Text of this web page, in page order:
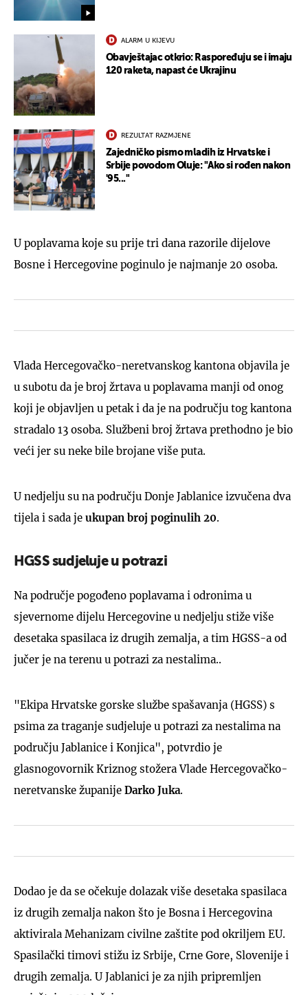
ALARM U KIJEVU
Obavještajac otkrio: Raspoređuju se i imaju
120 raketa, napast će Ukrajinu
REZULTAT RAZMJENE
Zajedničko pismo mladih iz Hrvatske i
Srbije povodom Oluje: "Ako si rođen nakon
'95..."
U poplavama koje su prije tri dana razorile dijelove
Bosne i Hercegovine poginulo je najmanje 20 osoba.
Vlada Hercegovačko-neretvanskog kantona objavila je
u subotu da je broj žrtava u poplavama manji od onog
koji je objavljen u petak i da je na području tog kantona
stradalo 13 osoba. Službeni broj žrtava prethodno je bio
veći jer su neke bile brojane više puta.
U nedjelju su na području Donje Jablanice izvučena dva
tijela i sada je ukupan broj poginulih 20.
HGSS sudjeluje u potrazi
Na područje pogođeno poplavama i odronima u
sjevernome dijelu Hercegovine u nedjelju stiže više
desetaka spasilaca iz drugih zemalja, a tim HGSS-a od
jučer je na terenu u potrazi za nestalima..
"Ekipa Hrvatske gorske službe spašavanja (HGSS) s
psima za traganje sudjeluje u potrazi za nestalima na
području Jablanice i Konjica", potvrdio je
glasnogovornik Kriznog stožera Vlade Hercegovačko-
neretvanske županije Darko Juka.
Dodao je da se očekuje dolazak više desetaka spasilaca
iz drugih zemalja nakon što je Bosna i Hercegovina
aktivirala Mehanizam civilne zaštite pod okriljem EU.
Spasilački timovi stižu iz Srbije, Crne Gore, Slovenije i
drugih zemalja. U Jablanici je za njih pripremljen